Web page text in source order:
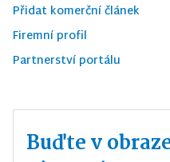
Přidat komerční článek
Firemní profil
Partnerství portálu
Buďte v